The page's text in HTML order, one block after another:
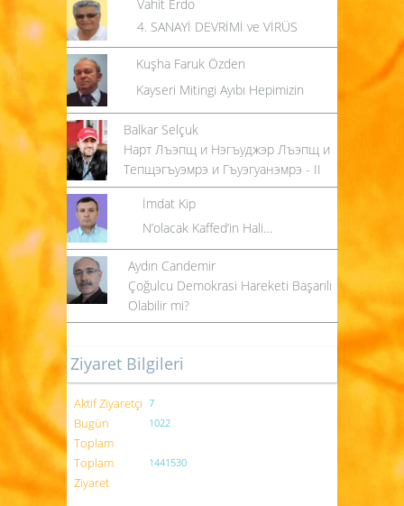
Vahit Erdo
4. SANAYİ DEVRİMİ ve VİRÜS
Kuşha Faruk Özden
Kayseri Mitingi Ayıbı Hepimizin
Balkar Selçuk
Нарт Лъэпщ и Нэгъуджэр Лъэпщ и
Тепщэгъуэмрэ и Гъуэгуанэмрэ - II
İmdat Kip
N’olacak Kaffed’in Hali…
Aydın Candemir
Çoğulcu Demokrasi Hareketi Başarılı
Olabilir mi?
Ziyaret Bilgileri
Aktif Ziyaretçi 7
Bugün
Toplam
1022
Toplam
Ziyaret
1441530